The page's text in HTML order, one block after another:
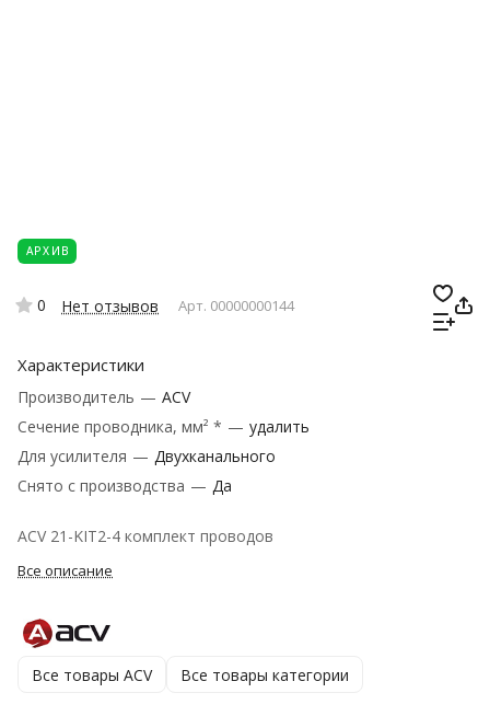
АРХИВ
0 Нет отзывов Арт. 00000000144
Характеристики
Производитель — ACV
Сечение проводника, мм² * — удалить
Для усилителя — Двухканального
Снято с производства — Да
ACV 21-KIT2-4 комплект проводов
Все описание
Все товары ACV Все товары категории